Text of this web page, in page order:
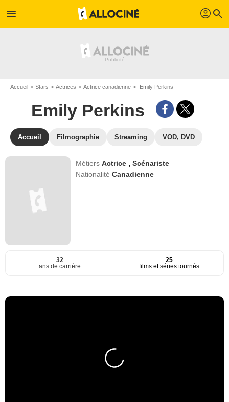
menu profil search
Accueil Stars Actrices Actrice canadienne Emily Perkins
Emily Perkins
Accueil Filmographie Streaming VOD, DVD
MétiersActrice ,Scénariste
NationalitéCanadienne
32
ans de carrière
25
films et séries tournés